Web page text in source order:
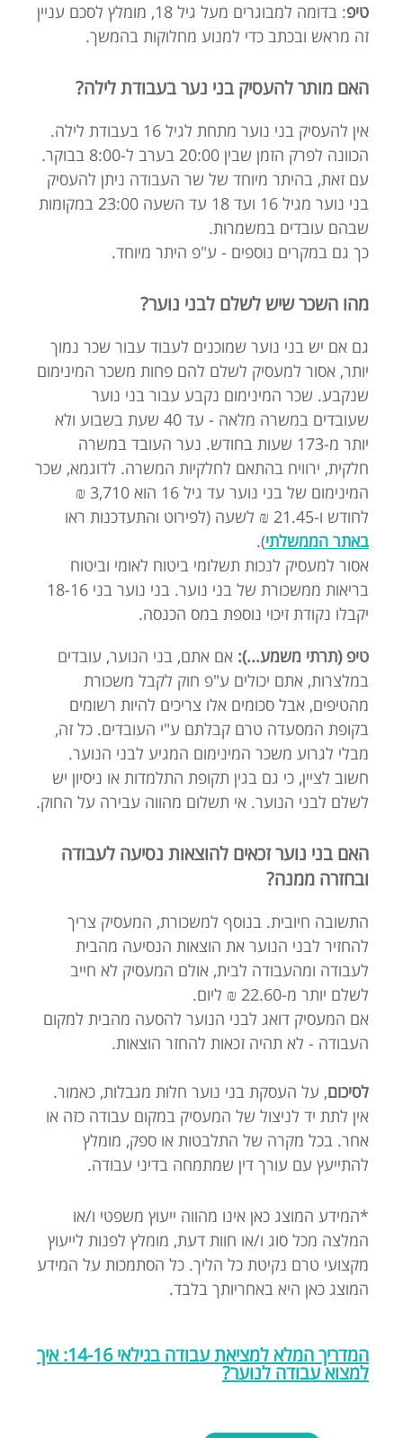
טיפ
: בדומה למבוגרים מעל גיל 18, מומלץ לסכם עניין
זה מראש ובכתב כדי למנוע מחלוקות בהמשך.
האם מותר להעסיק בני נער בעבודת לילה?
אין להעסיק בני נוער מתחת לגיל 16 בעבודת לילה.
הכוונה לפרק הזמן שבין 20:00 בערב ל-8:00 בבוקר.
עם זאת, בהיתר מיוחד של שר העבודה ניתן להעסיק
בני נוער מגיל 16 ועד 18 עד השעה 23:00 במקומות
שבהם עובדים במשמרות.
כך גם במקרים נוספים - ע"פ היתר מיוחד.
מהו השכר שיש לשלם לבני נוער?
גם אם יש בני נוער שמוכנים לעבוד עבור שכר נמוך
יותר, אסור למעסיק לשלם להם פחות משכר המינימום
שנקבע. שכר המינימום נקבע עבור בני נוער
שעובדים במשרה מלאה - עד 40 שעת בשבוע ולא
יותר מ-173 שעות בחודש. נער העובד במשרה
חלקית, ירוויח בהתאם לחלקיות המשרה. לדוגמא, שכר
המינימום של בני נוער עד גיל 16 הוא 3,710 ₪
לחודש ו-21.45 ₪ לשעה (לפירוט והתעדכנות ראו
באתר הממשלתי).
אסור למעסיק לנכות תשלומי ביטוח לאומי וביטוח
בריאות ממשכורת של בני נוער. בני נוער בני 18-16
יקבלו נקודת זיכוי נוספת במס הכנסה.
טיפ (תרתי משמע...): אם אתם, בני הנוער, עובדים
במלצרות, אתם יכולים ע"פ חוק לקבל משכורת
מהטיפים, אבל סכומים אלו צריכים להיות רשומים
בקופת המסעדה טרם קבלתם ע"י העובדים. כל זה,
מבלי לגרוע משכר המינימום המגיע לבני הנוער.
חשוב לציין, כי גם בגין תקופת התלמדות או ניסיון יש
לשלם לבני הנוער. אי תשלום מהווה עבירה על החוק.
האם בני נוער זכאים להוצאות נסיעה לעבודה
ובחזרה ממנה?
התשובה חיובית. בנוסף למשכורת, המעסיק צריך
להחזיר לבני הנוער את הוצאות הנסיעה מהבית
לעבודה ומהעבודה לבית, אולם המעסיק לא חייב
לשלם יותר מ-22.60 ₪ ליום.
אם המעסיק דואג לבני הנוער להסעה מהבית למקום
העבודה - לא תהיה זכאות להחזר הוצאות.
לסיכום, על העסקת בני נוער חלות מגבלות, כאמור.
אין לתת יד לניצול של המעסיק במקום עבודה כזה או
אחר. בכל מקרה של התלבטות או ספק, מומלץ
להתייעץ עם עורך דין שמתמחה בדיני עבודה.
*המידע המוצג כאן אינו מהווה ייעוץ משפטי ו/או
המלצה מכל סוג ו/או חוות דעת, מומלץ לפנות לייעוץ
מקצועי טרם נקיטת כל הליך. כל הסתמכות על המידע
המוצג כאן היא באחריותך בלבד.
המדריך המלא למציאת עבודה בגילאי 14-16: איך
למצוא עבודה לנוער?